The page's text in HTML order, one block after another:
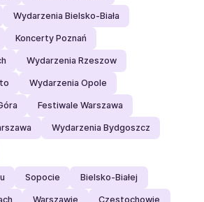
Wydarzenia Bielsko-Biała
Koncerty Poznań
Wydarzenia Rzeszow
Wydarzenia Opole
Festiwale Warszawa
Wydarzenia Bydgoszcz
Sopocie Bielsko-Białej
Warszawie Częstochowie